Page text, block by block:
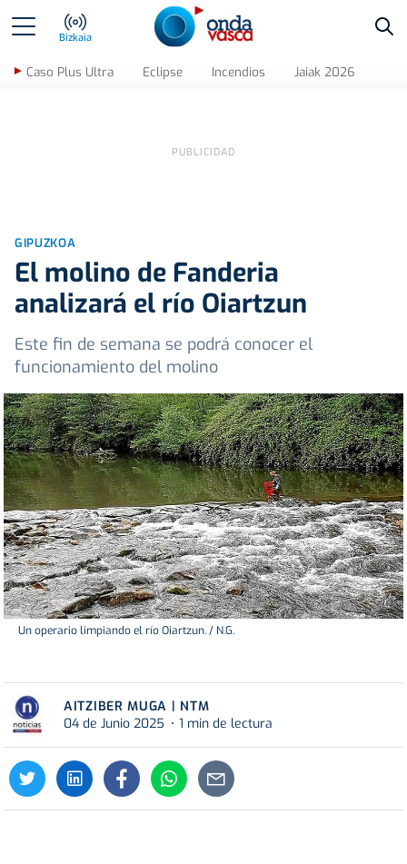
Bizkaia
Caso Plus Ultra Eclipse Incendios Jaiak 2026
GIPUZKOA
El molino de Fanderia
analizará el río Oiartzun
Este fin de semana se podrá conocer el
funcionamiento del molino
Un operario limpiando el río Oiartzun. / N.G.
AITZIBER MUGA | NTM
04 de Junio 2025
1 min de lectura